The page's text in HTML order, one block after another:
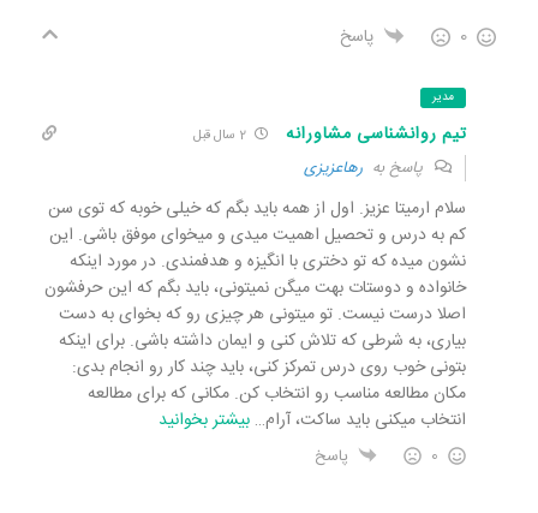
0 پاسخ
مدیر
تیم روانشناسی مشاورانه
پاسخ به رهاعزیزی
سلام ارمیتا عزیز. اول از همه باید بگم که خیلی خوبه که توی سن
کم به درس و تحصیل اهمیت میدی و میخوای موفق باشی. این
نشون میده که تو دختری با انگیزه و هدفمندی. در مورد اینکه
خانواده و دوستات بهت میگن نمیتونی، باید بگم که این حرفشون
اصلا درست نیست. تو میتونی هر چیزی رو که بخوای به دست
بیاری، به شرطی که تلاش کنی و ایمان داشته باشی. برای اینکه
بتونی خوب روی درس تمرکز کنی، باید چند کار رو انجام بدی:
مکان مطالعه مناسب رو انتخاب کن. مکانی که برای مطالعه
انتخاب میکنی باید ساکت، آرام… بیشتر بخوانید
0 پاسخ